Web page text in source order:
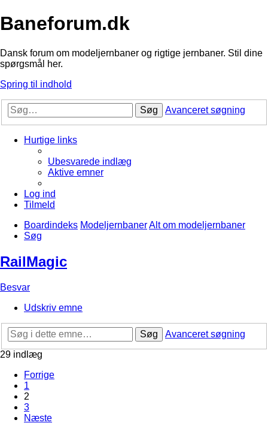
Baneforum.dk
Dansk forum om modeljernbaner og rigtige jernbaner. Stil dine
spørgsmål her.
Spring til indhold
Søg Avanceret søgning
Hurtige links
Ubesvarede indlæg
Aktive emner
Log ind
Tilmeld
Boardindeks ModeljernbanerAlt om modeljernbaner
Søg
RailMagic
Besvar
Udskriv emne
Søg
Avanceret søgning
29 indlæg
Forrige
1
2
3
Næste